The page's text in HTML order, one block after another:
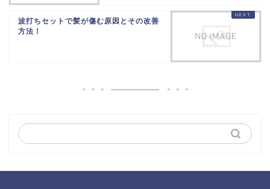
波打ちセットで髪が傷む原因とその改善
方法！